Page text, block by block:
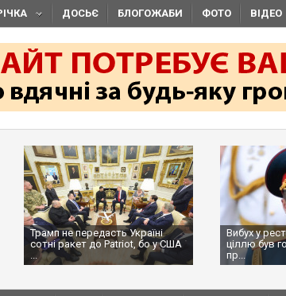
ДОСЬЄ БЛОГОЖАБИ ФОТО ВІДЕО
Трамп не передасть Україні
сотні ракет до Patriot, бо у США
...
Вибух у
ціллю був
пр...